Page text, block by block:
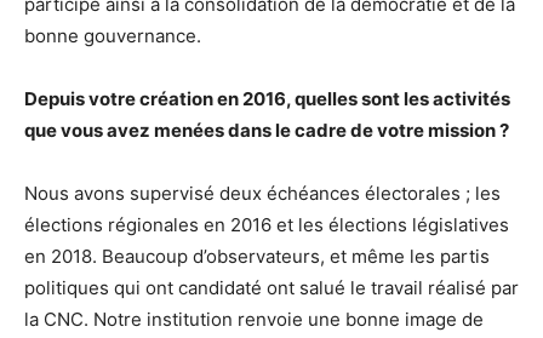
bonne gouvernance.
Depuis votre création en 2016, quelles sont les activités
que vous avez menées dans le cadre de votre mission ?
Nous avons supervisé deux échéances électorales ; les
élections régionales en 2016 et les élections législatives
en 2018. Beaucoup d’observateurs, et même les partis
politiques qui ont candidaté ont salué le travail réalisé par
la CNC. Notre institution renvoie une bonne image de